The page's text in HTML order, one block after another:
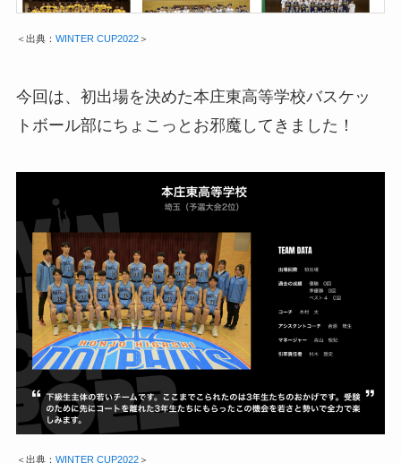
＜出典： WINTER CUP2022＞
今回は、初出場を決めた本庄東高等学校バスケッ
トボール部にちょこっとお邪魔してきました！
＜出典： WINTER CUP2022＞